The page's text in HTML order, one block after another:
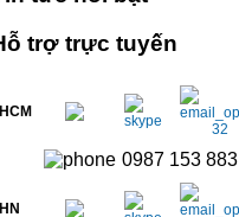
trợ trực tuyến
HCM
0987 153 883
HN